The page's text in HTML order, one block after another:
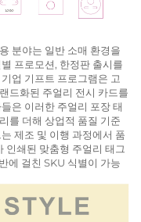
분야는 일반 소매 환경을
프로모션, 한정판 출시를
업 기프트 프로그램은 고
드화된 주얼리 전시 카드를
은 이러한 주얼리 포장 태
를 더해 상업적 품질 기준
제조 및 이행 과정에서 품
인쇄된 맞춤형 주얼리 태그
에 걸친 SKU 식별이 가능